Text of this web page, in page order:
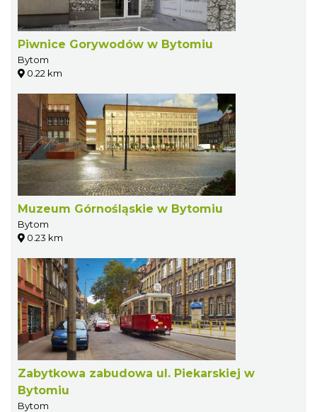
Piwnice Gorywodów w Bytomiu
Bytom
0.22 km
Muzeum Górnośląskie w Bytomiu
Bytom
0.23 km
Zabytkowa zabudowa ul. Piekarskiej w
Bytomiu
Bytom